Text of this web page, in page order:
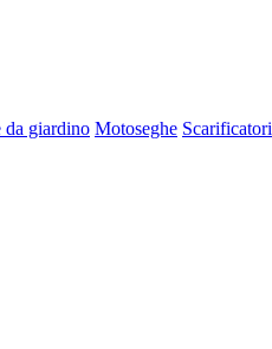
giardino Motoseghe Scarificatori